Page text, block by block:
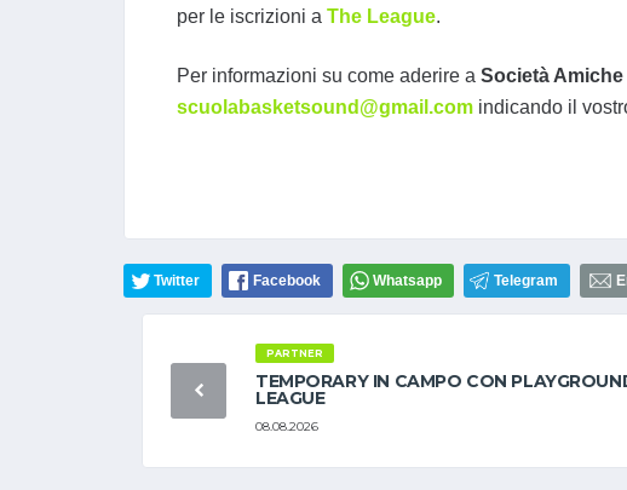
per le iscrizioni a The League.
Per informazioni su come aderire a Società
scuolabasketsound@gmail.com indicando il
Twitter Facebook Whatsapp Telegram
PARTNER
TEMPORARY IN CAMPO CON
LEAGUE
08.08.2026